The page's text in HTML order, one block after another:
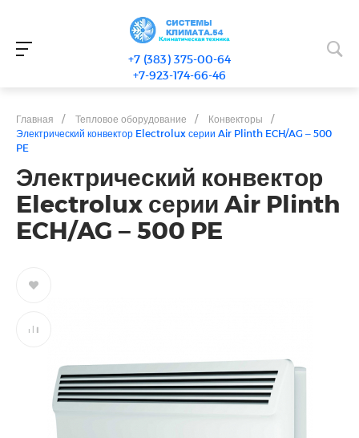
+7 (383) 375-00-64
+7-923-174-66-46
Главная / Тепловое оборудование / Конвекторы
/
Электрический конвектор Electrolux серии Air Plinth ECH/AG – 500
PE
Электрический конвектор
Electrolux серии Air Plinth
ECH/AG – 500 PE